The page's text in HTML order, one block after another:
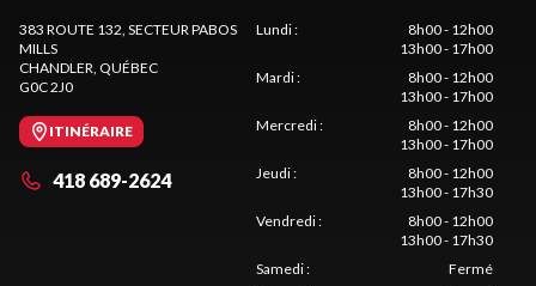
383 ROUTE 132, SECTEUR PABOS
MILLS
CHANDLER , QUÉBEC
G0C 2J0
ITINÉRAIRE
418 689-2624
Lundi:
8h00 - 12h00
13h00 - 17h00
Mardi:
8h00 - 12h00
13h00 - 17h00
Mercredi:
8h00 - 12h00
13h00 - 17h00
Jeudi:
8h00 - 12h00
13h00 - 17h30
Vendredi:
8h00 - 12h00
13h00 - 17h30
Samedi:
Fermé